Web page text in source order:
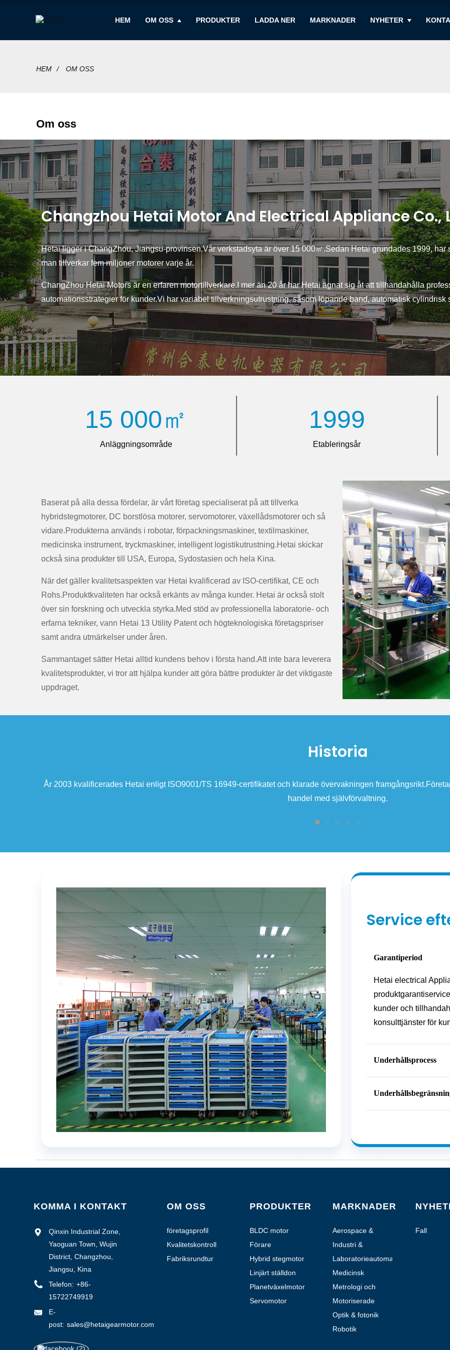
HEM OM OSS PRODUKTER LADDA NER MARKNADER NYHETER
HEM OM OSS
Om oss
Changzhou Hetai Motor And Electrical Appliance Co.,
Hetai ligger i ChangZhou, Jiangsu-provinsen.Vår verkstadsyta är över 15 000㎡.Sedan Hetai grundades 1999,
man tillverkar fem miljoner motorer varje år.
ChangZhou Hetai Motors är en erfaren motortillverkare.I mer än 20 år har Hetai ägnat sig åt att tillhandahålla
automationsstrategier för kunder.Vi har variabel tillverkningsutrustning, såsom löpande band, automatisk
15 000㎡
Anläggningsområde
1999
Etableringsår
Baserat på alla dessa fördelar, är vårt företag specialiserat på att tillverka
hybridstegmotorer, DC borstlösa motorer, servomotorer, växellådsmotorer och så
vidare.Produkterna används i robotar, förpackningsmaskiner, textilmaskiner,
medicinska instrument, tryckmaskiner, intelligent logistikutrustning.Hetai skickar
också sina produkter till USA, Europa, Sydostasien och hela Kina.
När det gäller kvalitetsaspekten var Hetai kvalificerad av ISO-certifikat, CE och
Rohs.Produktkvaliteten har också erkänts av många kunder. Hetai är också stolt
över sin forskning och utveckla styrka.Med stöd av professionella laboratorie- och
erfarna tekniker, vann Hetai 13 Utility Patent och högteknologiska företagspriser
samt andra utmärkelser under åren.
Sammantaget sätter Hetai alltid kundens behov i första hand.Att inte bara leverera
kvalitetsprodukter, vi tror att hjälpa kunder att göra bättre produkter är det viktigaste
uppdraget.
Historia
kvalificerades Hetai enligt ISO9001/TS 16949-certifikatet och klarade övervakningen framgångsrikt.Företaget uppnådde
handel med självförvaltning.
Service
Garantiperiod
Hetai electrical
kunder och
konsulttjänster för
Underhållsprocess
KOMMA I KONTAKT
Qinxin Industrial Zone,
Yaoguan Town, Wujin
District, Changzhou,
Jiangsu, Kina
Telefon:
+86-
15722749919
E-
post:
sales@hetaigearmotor.com
OM OSS
företagsprofil
Kvalitetskontroll
Fabriksrundtur
PRODUKTER
BLDC motor
Förare
Hybrid stegmotor
Linjärt ställdon
Planetväxelmotor
Servomotor
MARKNADER
Aerospace &
Industri &
Laboratorieautomation
Medicinsk
Metrologi och
Motoriserade
enheter
Optik & fotonik
Robotik
Fall